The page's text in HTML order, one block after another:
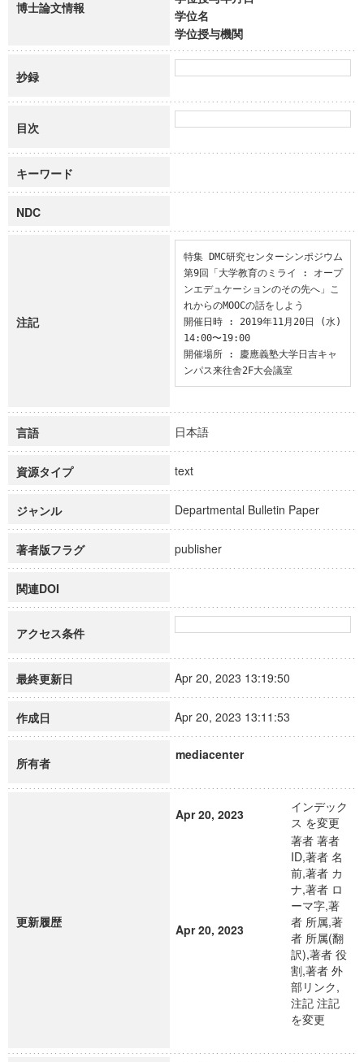
博士論文情報
学位名
学位授与機関
抄録
目次
キーワード
NDC
注記
特集 DMC研究センターシンポジウム
第9回「大学教育のミライ : オープ
ンエデュケーションのその先へ」こ
れからのMOOCの話をしよう
開催日時 : 2019年11月20日 (水)
14:00〜19:00
開催場所 : 慶應義塾大学日吉キャ
ンパス来往舎2F大会議室
言語 日本語
資源タイプ text
ジャンル Departmental Bulletin Paper
著者版フラグ publisher
関連DOI
アクセス条件
最終更新日 Apr 20, 2023 13:19:50
作成日 Apr 20, 2023 13:11:53
所有者
mediacenter
更新履歴
Apr 20, 2023
インデック
ス を変更
Apr 20, 2023
著者 著者
ID,著者 名
前,著者 カ
ナ,著者 ロ
ーマ字,著
者 所属,著
者 所属(翻
訳),著者 役
割,著者 外
部リンク,
注記 注記
を変更